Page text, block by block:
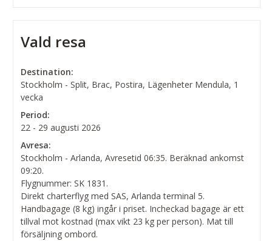
Vald resa
Destination:
Stockholm - Split, Brac, Postira, Lägenheter Mendula, 1
vecka
Period:
22 - 29 augusti 2026
Avresa:
Stockholm - Arlanda, Avresetid 06:35. Beräknad ankomst
09:20.
Flygnummer: SK 1831.
Direkt charterflyg med SAS, Arlanda terminal 5.
Handbagage (8 kg) ingår i priset. Incheckad bagage är ett
tillval mot kostnad (max vikt 23 kg per person). Mat till
försäljning ombord.